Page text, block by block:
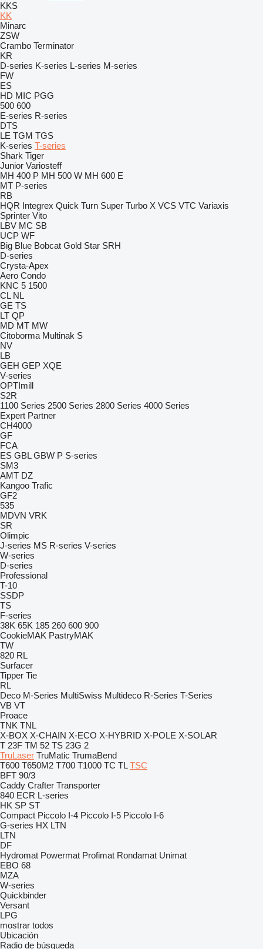
KKS
KK
Minarc
ZSW
Crambo Terminator
KR
D-series K-series L-series M-series
FW
ES
HD MIC PGG
500 600
E-series R-series
DTS
LE TGM TGS
K-series T-series
Shark Tiger
Junior Variosteff
MH 400 P MH 500 W MH 600 E
MT P-series
RB
HQR Integrex Quick Turn Super Turbo X VCS VTC Variaxis
Sprinter Vito
LBV MC SB
UCP WF
Big Blue Bobcat Gold Star SRH
D-series
Crysta-Apex
Aero Condo
KNC 5 1500
CL NL
GE TS
LT QP
MD MT MW
Citoborma Multinak S
NV
LB
GEH GEP XQE
V-series
OPTImill
S2R
1100 Series 2500 Series 2800 Series 4000 Series
Expert Partner
CH4000
GF
FCA
ES GBL GBW P S-series
SM3
AMT DZ
Kangoo Trafic
GF2
535
MDVN VRK
SR
Olimpic
J-series MS R-series V-series
W-series
D-series
Professional
T-10
SSDP
TS
F-series
38K 65K 185 260 600 900
CookieMAK PastryMAK
TW
820 RL
Surfacer
Tipper Tie
RL
Deco M-Series MultiSwiss Multideco R-Series T-Series
VB VT
Proace
TNK TNL
X-BOX X-CHAIN X-ECO X-HYBRID X-POLE X-SOLAR
T 23F TM 52 TS 23G 2
TruLaser TruMatic TrumaBend
T600 T650M2 T700 T1000 TC TL TSC
BFT 90/3
Caddy Crafter Transporter
840 ECR L-series
HK SP ST
Compact Piccolo I-4 Piccolo I-5 Piccolo I-6
G-series HX LTN
LTN
DF
Hydromat Powermat Profimat Rondamat Unimat
EBO 68
MZA
W-series
Quickbinder
Versant
LPG
mostrar todos
Ubicación
Radio de búsqueda